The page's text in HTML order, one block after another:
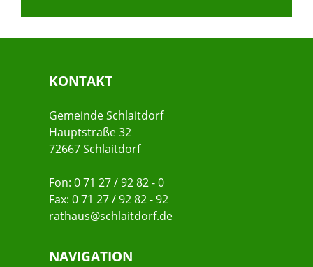
KONTAKT
Gemeinde Schlaitdorf
Hauptstraße 32
72667 Schlaitdorf
Fon: 0 71 27 / 92 82 - 0
Fax: 0 71 27 / 92 82 - 92
rathaus@schlaitdorf.de
NAVIGATION